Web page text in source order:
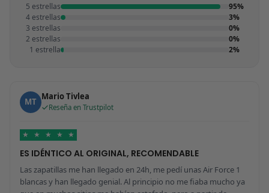
5 estrellas
95%
4 estrellas
3%
3 estrellas
0%
2 estrellas
0%
1 estrella
2%
MT Mario Tivlea
Reseña en Trustpilot
★ ★ ★ ★ ★
ES IDÉNTICO AL ORIGINAL, RECOMENDABLE
Las zapatillas me han llegado en 24h, me pedí unas Air Force 1
blancas y han llegado genial. Al principio no me fiaba mucho ya